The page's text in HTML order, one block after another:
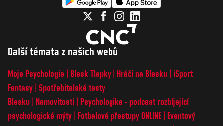
Další témata z našich webů
Moje Psychologie Blesk Tlapky Hráči na Blesku
iSport
Fantasy Spotřebitelské testy
Blesku
Nemovitosti
Psychologika - podcast rozbíjející
psychologické mýty
Fotbalové přestupy ONLINE
Eventový